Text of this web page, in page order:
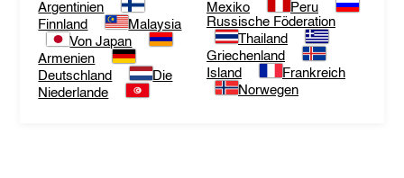
Argentinien
Finnland
Malaysia
Von Japan
Armenien
Deutschland
Die
Niederlande
Mexiko
Peru
Russische Föderation
Thailand
Griechenland
Island
Frankreich
Norwegen